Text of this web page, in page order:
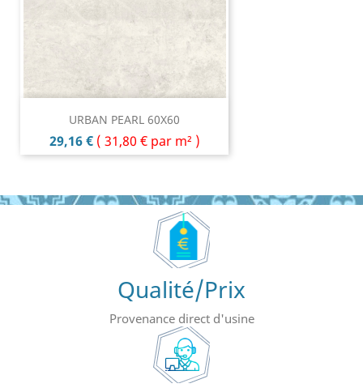
URBAN PEARL 60X60
Prix
29,16 € ( 31,80 € par m² )
Qualité/Prix
Provenance direct d'usine